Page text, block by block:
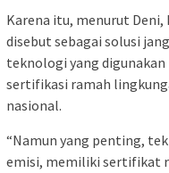
Karena itu, menurut
disebut sebagai solusi
teknologi yang
sertifikasi ramah
nasional.
“Namun yang penting,
emisi, memiliki sertifikat